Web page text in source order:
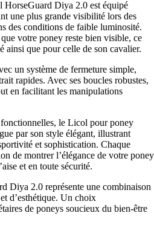
Diya 2.0 est équipé
une plus grande visibilité lors des
des conditions de faible luminosité.
votre poney reste bien visible, ce
ainsi que pour celle de son cavalier.
un système de fermeture simple,
rapides. Avec ses boucles robustes,
en facilitant les manipulations
le Licol pour poney
par son style élégant, illustrant
et sophistication. Chaque
de montrer l’élégance de votre poney
et en toute sécurité.
Diya 2.0 représente une combinaison
d’esthétique. Un choix
de poneys soucieux du bien-être